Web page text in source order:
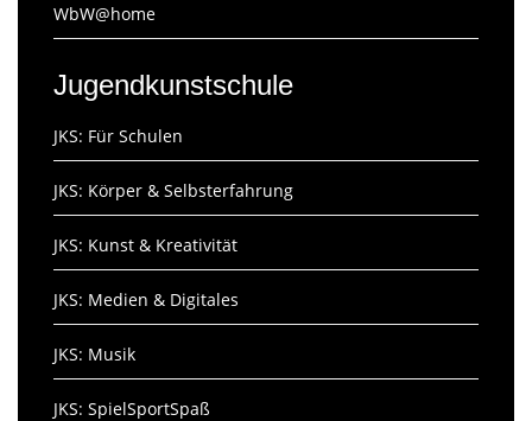
WbW@home
Jugendkunstschule
JKS: Für Schulen
JKS: Körper & Selbsterfahrung
JKS: Kunst & Kreativität
JKS: Medien & Digitales
JKS: Musik
JKS: SpielSportSpaß